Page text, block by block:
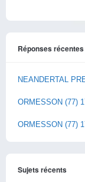
Réponses récentes
NEANDERTAL
ORMESSON (77)
ORMESSON (77)
Sujets récents